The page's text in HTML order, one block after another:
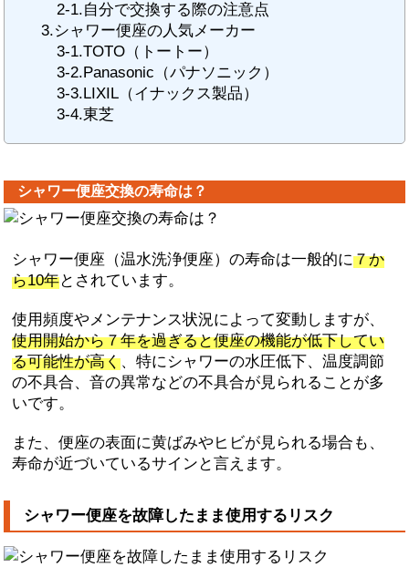
2-1.自分で交換する際の注意点
3.シャワー便座の人気メーカー
3-1.TOTO（トートー）
3-2.Panasonic（パナソニック）
3-3.LIXIL（イナックス製品）
3-4.東芝
シャワー便座交換の寿命は？
シャワー便座（温水洗浄便座）の寿命は一般的に７か
ら10年とされています。
使用頻度やメンテナンス状況によって変動しますが、
使用開始から７年を過ぎると便座の機能が低下してい
る可能性が高く、特にシャワーの水圧低下、温度調節
の不具合、音の異常などの不具合が見られることが多
いです。
また、便座の表面に黄ばみやヒビが見られる場合も、
寿命が近づいているサインと言えます。
シャワー便座を故障したまま使用するリスク